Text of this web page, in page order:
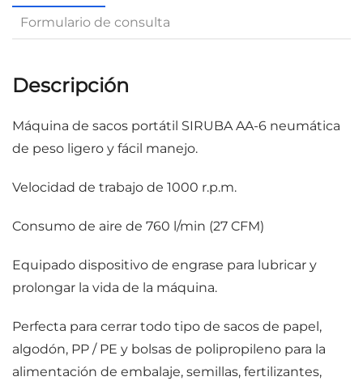
Formulario de consulta
Descripción
Máquina de sacos portátil SIRUBA AA-6 neumática
de peso ligero y fácil manejo.
Velocidad de trabajo de 1000 r.p.m.
Consumo de aire de 760 l/min (27 CFM)
Equipado dispositivo de engrase para lubricar y
prolongar la vida de la máquina.
Perfecta para cerrar todo tipo de sacos de papel,
algodón, PP / PE y bolsas de polipropileno para la
alimentación de embalaje, semillas, fertilizantes,